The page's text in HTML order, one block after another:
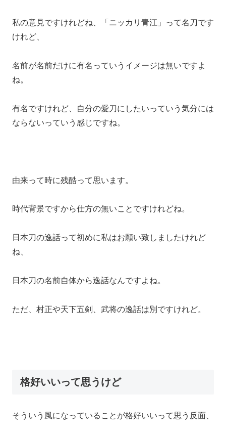
私の意見ですけれどね、「ニッカリ青江」って名刀です
けれど、
名前が名前だけに有名っていうイメージは無いですよ
ね。
有名ですけれど、自分の愛刀にしたいっていう気分には
ならないっていう感じですね。
由来って時に残酷って思います。
時代背景ですから仕方の無いことですけれどね。
日本刀の逸話って初めに私はお願い致しましたけれど
ね、
日本刀の名前自体から逸話なんですよね。
ただ、村正や天下五剣、武将の逸話は別ですけれど。
格好いいって思うけど
そういう風になっていることが格好いいって思う反面、